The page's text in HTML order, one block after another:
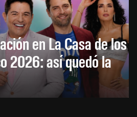
en La Casa de los
2026: así quedó la